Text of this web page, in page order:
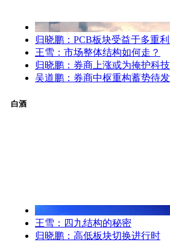
归晓鹏：PCB板块受益于多重
王雪：市场整体结构如何走？
归晓鹏：券商上涨或为掩护科
吴道鹏：券商中枢重构蓄势待发
白酒
王雪：四九结构的秘密
归晓鹏：高低板块切换进行时